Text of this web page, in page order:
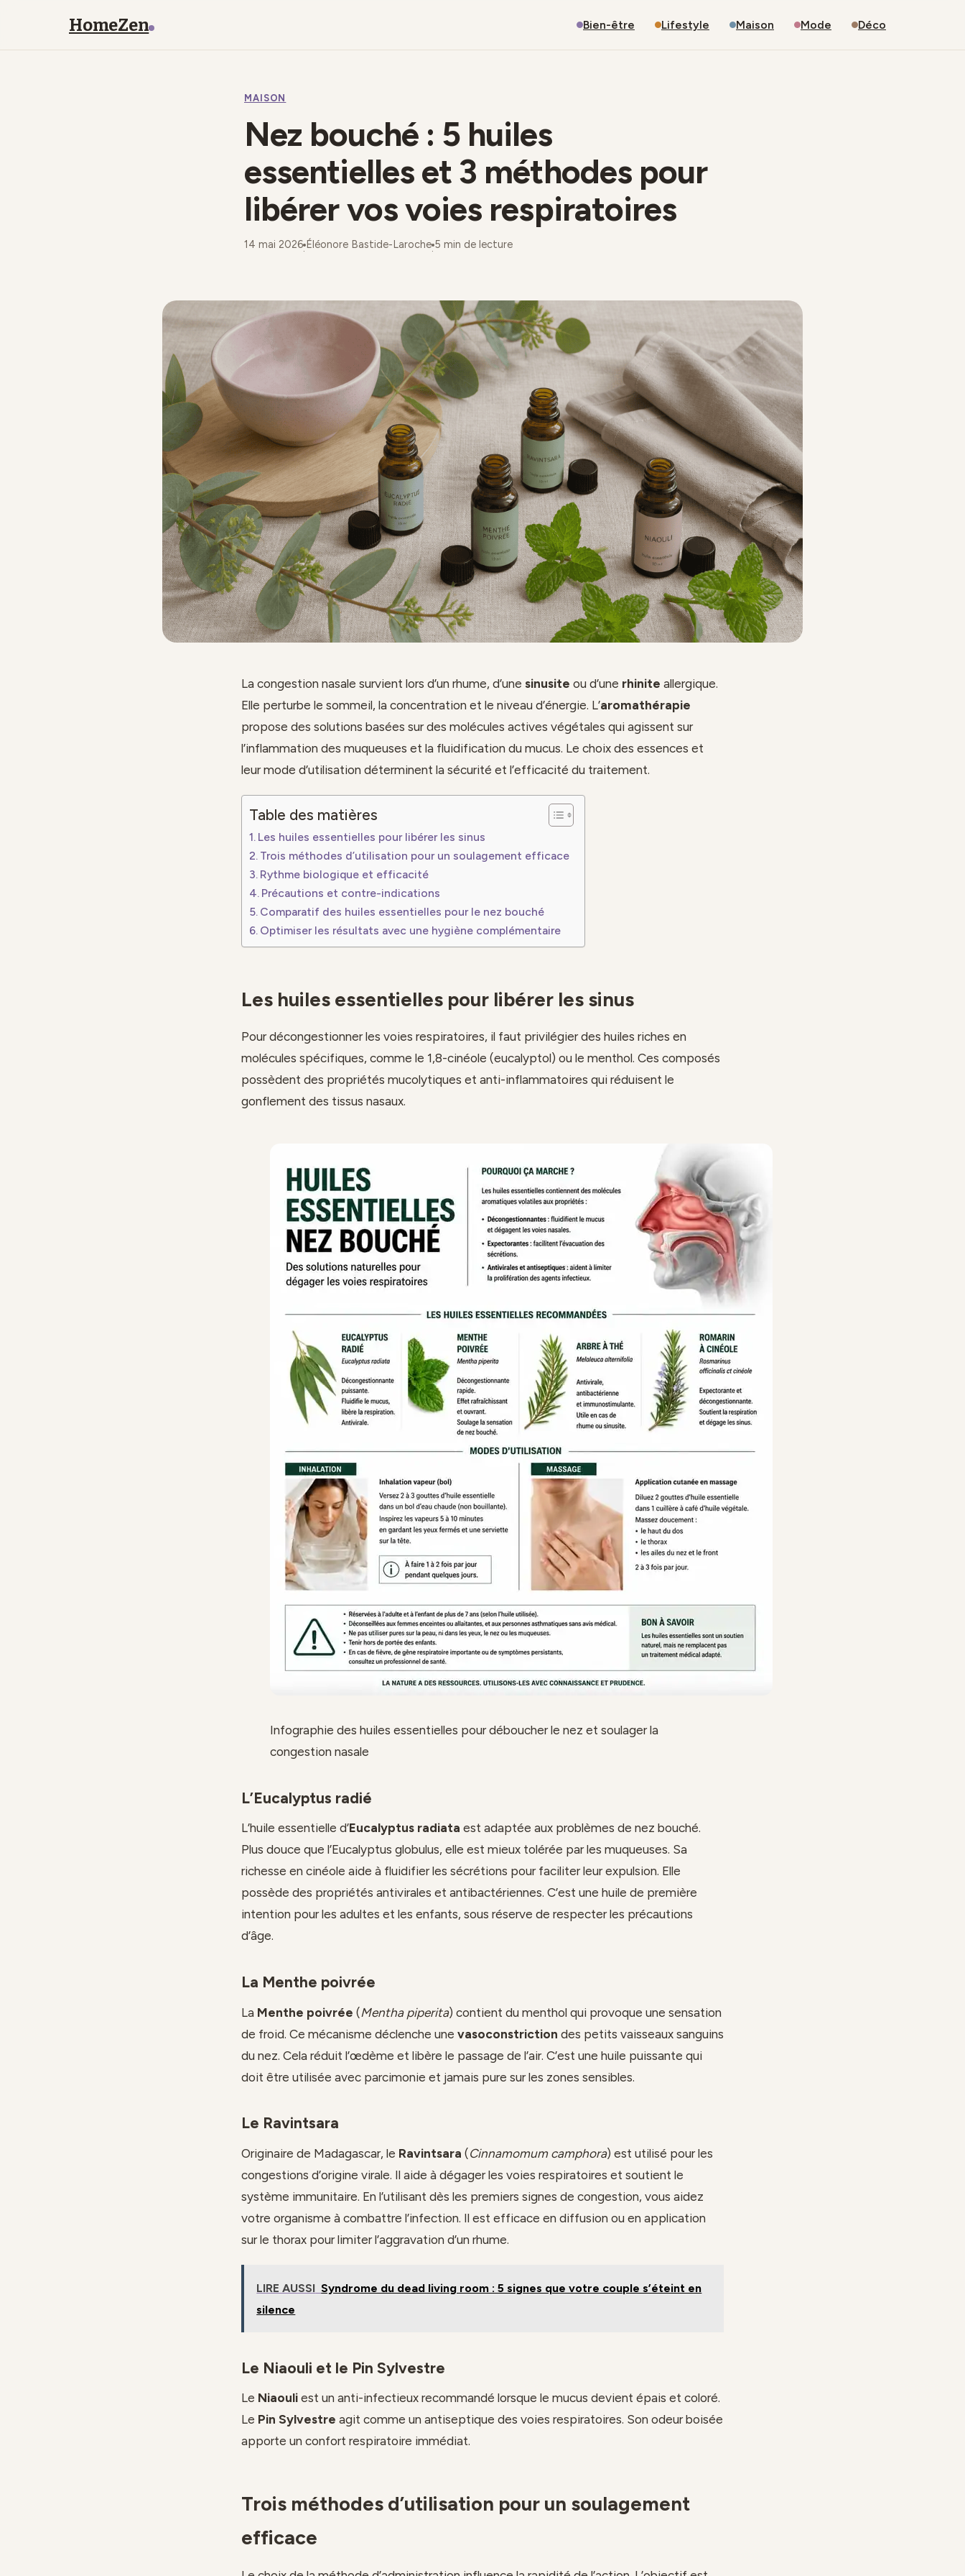
HomeZen Bien-être Lifestyle Maison Mode Déco
MAISON
Nez bouché : 5 huiles
essentielles et 3 méthodes pour
libérer vos voies respiratoires
14 mai 2026
·
Éléonore Bastide-Laroche
·
5 min de lecture
La congestion nasale survient lors d’un rhume, d’une sinusite ou d’une rhinite allergique.
Elle perturbe le sommeil, la concentration et le niveau d’énergie. L’aromathérapie
propose des solutions basées sur des molécules actives végétales qui agissent sur
l’inflammation des muqueuses et la fluidification du mucus. Le choix des essences et
leur mode d’utilisation déterminent la sécurité et l’efficacité du traitement.
Table des matières
Les huiles essentielles pour libérer les sinus
Trois méthodes d’utilisation pour un soulagement efficace
Rythme biologique et efficacité
Précautions et contre-indications
Comparatif des huiles essentielles pour le nez bouché
Optimiser les résultats avec une hygiène complémentaire
Les huiles essentielles pour libérer les sinus
Pour décongestionner les voies respiratoires, il faut privilégier des huiles riches en
molécules spécifiques, comme le 1,8-cinéole (eucalyptol) ou le menthol. Ces composés
possèdent des propriétés mucolytiques et anti-inflammatoires qui réduisent le
gonflement des tissus nasaux.
Infographie des huiles essentielles pour déboucher le nez et soulager la
congestion nasale
L’Eucalyptus radié
L’huile essentielle d’Eucalyptus radiata est adaptée aux problèmes de nez bouché.
Plus douce que l’Eucalyptus globulus, elle est mieux tolérée par les muqueuses. Sa
richesse en cinéole aide à fluidifier les sécrétions pour faciliter leur expulsion. Elle
possède des propriétés antivirales et antibactériennes. C’est une huile de première
intention pour les adultes et les enfants, sous réserve de respecter les précautions
d’âge.
La Menthe poivrée
La Menthe poivrée (Mentha piperita) contient du menthol qui provoque une sensation
de froid. Ce mécanisme déclenche une vasoconstriction des petits vaisseaux sanguins
du nez. Cela réduit l’œdème et libère le passage de l’air. C’est une huile puissante qui
doit être utilisée avec parcimonie et jamais pure sur les zones sensibles.
Le Ravintsara
Originaire de Madagascar, le Ravintsara (Cinnamomum camphora) est utilisé pour les
congestions d’origine virale. Il aide à dégager les voies respiratoires et soutient le
système immunitaire. En l’utilisant dès les premiers signes de congestion, vous aidez
votre organisme à combattre l’infection. Il est efficace en diffusion ou en application
sur le thorax pour limiter l’aggravation d’un rhume.
LIRE AUSSI Syndrome du dead living room : 5 signes que votre couple s’éteint en
silence
Le Niaouli et le Pin Sylvestre
Le Niaouli est un anti-infectieux recommandé lorsque le mucus devient épais et coloré.
Le Pin Sylvestre agit comme un antiseptique des voies respiratoires. Son odeur boisée
apporte un confort respiratoire immédiat.
Trois méthodes d’utilisation pour un soulagement
efficace